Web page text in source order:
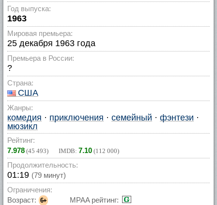
Год выпуска:
1963
Мировая премьера:
25 декабря 1963 года
Премьера в России:
?
Страна:
США
Жанры:
комедия · приключения · семейный · фэнтези ·
мюзикл
Рейтинг:
7.978 (45 493) IMDB: 7.10 (112 000)
Продолжительность:
01:19 (79 минут)
Ограничения:
Возраст: 6+
MPAA рейтинг: